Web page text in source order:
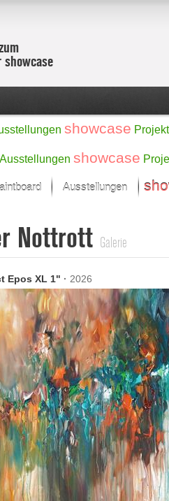
showcase Projekt
Ausstellungen showcase
im Fokus
– Auswahl
Malerei
Skulptur/
Grafik
Fotografie
Ausstellungen
Nottrott Galerie
Epos XL 1" · 2026